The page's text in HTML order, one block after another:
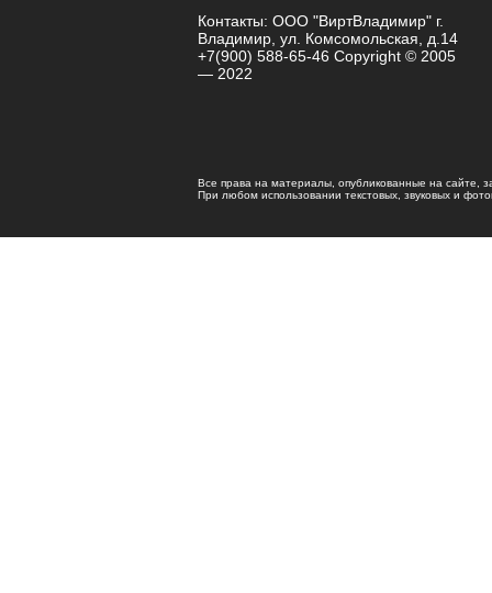
Контакты: ООО "ВиртВладимир" г.
Владимир, ул. Комсомольская, д.14
+7(900) 588-65-46 Copyright © 2005
— 2022
Все права на материалы, опубликованные на сайте,
При любом использовании текстовых, звуковых и